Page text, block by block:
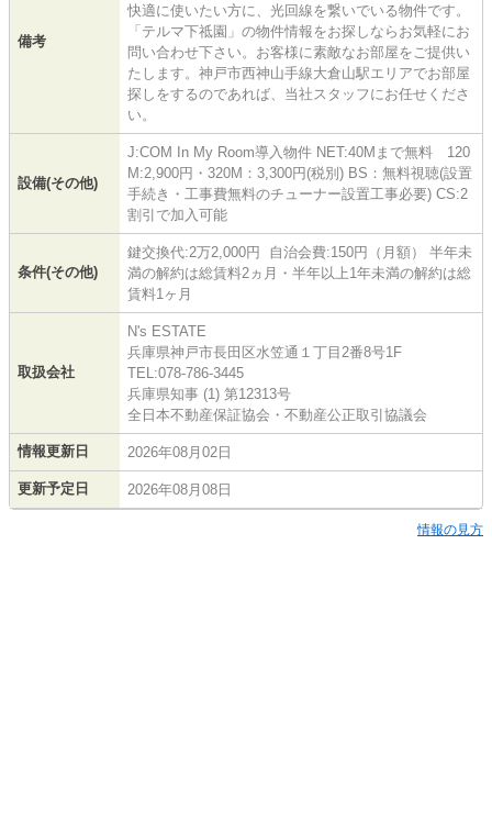
備考
快適に使いたい方に、光回線を繋いでいる物件です。
「テルマ下祗園」の物件情報をお探しならお気軽にお
問い合わせ下さい。お客様に素敵なお部屋をご提供い
たします。神戸市西神山手線大倉山駅エリアでお部屋
探しをするのであれば、当社スタッフにお任せくださ
い。
設備(その他)
J:COM In My Room導入物件 NET:40Mまで無料 120
M:2,900円・320M：3,300円(税別) BS：無料視聴(設置
手続き・工事費無料のチューナー設置工事必要) CS:2
割引で加入可能
条件(その他)
鍵交換代:2万2,000円 自治会費:150円（月額） 半年未
満の解約は総賃料2ヵ月・半年以上1年未満の解約は総
賃料1ヶ月
取扱会社
N's ESTATE
兵庫県神戸市長田区水笠通１丁目2番8号1F
TEL:078-786-3445
兵庫県知事 (1) 第12313号
全日本不動産保証協会・不動産公正取引協議会
情報更新日 2026年08月02日
更新予定日 2026年08月08日
情報の見方